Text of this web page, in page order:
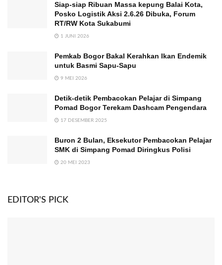
Siap-siap Ribuan Massa kepung Balai Kota,
Posko Logistik Aksi 2.6.26 Dibuka, Forum
RT/RW Kota Sukabumi
1 JUNI 2026
Pemkab Bogor Bakal Kerahkan Ikan Endemik
untuk Basmi Sapu-Sapu
9 MEI 2026
Detik-detik Pembacokan Pelajar di Simpang
Pomad Bogor Terekam Dashcam Pengendara
17 DESEMBER 2025
Buron 2 Bulan, Eksekutor Pembacokan Pelajar
SMK di Simpang Pomad Diringkus Polisi
20 MEI 2023
EDITOR'S PICK